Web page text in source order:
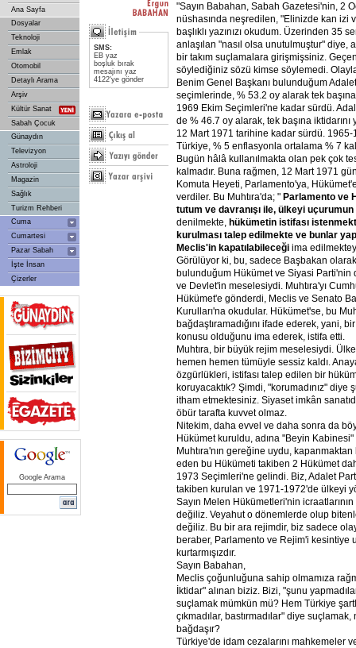
Ana Sayfa
Dosyalar
Teknoloji
Emlak
Otomobil
Detaylı Arama
Arşiv
Kültür Sanat
Sabah Çocuk
Günaydın
Televizyon
Astroloji
Magazin
Sağlık
Turizm Rehberi
Cuma
Cumartesi
Pazar Sabah
İşte İnsan
Çizerler
Google Arama
SMS:
EB yaz
boşluk bırak
mesajını yaz
4122'ye gönder
"Sayın Babahan, Sabah Gazetesi'nin, 2
nüshasında neşredilen, "Elinizde kan izi
başlıklı yazınızı okudum. Üzerinden 35
anlaşılan "nasıl olsa unutulmuştur" diye,
bir takım suçlamalara girişmişsiniz.
söylediğiniz sözü kimse söylemedi.
Benim Genel Başkanı bulunduğum
seçimlerinde, % 53.2 oy alarak tek
1969 Ekim Seçimleri'ne kadar sürdü.
de % 46.7 oy alarak, tek başına
12 Mart 1971 tarihine kadar sürdü. 1965-
Türkiye, % 5 enflasyonla ortalama % 7
Bugün hâlâ kullanılmakta olan pek çok
kalmadır. Buna rağmen, 12 Mart 1971
Komuta Heyeti, Parlamento'ya,
verdiler. Bu Muhtıra'da; " Parlamento ve
tutum ve davranışı ile, ülkeyi
denilmekte, hükümetin istifası
kurulması talep edilmekte ve bunlar
Meclis'in kapatılabileceği ima
Görülüyor ki, bu, sadece Başbakan
bulunduğum Hükümet ve Siyasi Parti'nin
ve Devlet'in meselesiydi. Muhtıra'yı
Hükümet'e gönderdi, Meclis ve Senato
Kurulları'na okudular. Hükümet'se, bu
bağdaştıramadığını ifade ederek, yani,
konusu olduğunu ima ederek, istifa etti.
Muhtıra, bir büyük rejim meselesiydi.
hemen hemen tümüyle sessiz kaldı.
özgürlükleri, istifası talep edilen bir
koruyacaktık? Şimdi, "korumadınız" diye
itham etmektesiniz. Siyaset imkân
öbür tarafta kuvvet olmaz.
Nitekim, daha evvel ve daha sonra da
Hükümet kuruldu, adına "Beyin
Muhtıra'nın gereğine uydu,
eden bu Hükümeti takiben 2 Hükümet
1973 Seçimleri'ne gelindi. Biz, Adalet
takiben kurulan ve 1971-1972'de ülkeyi
Sayın Melen Hükümetleri'nin
değiliz. Veyahut o dönemlerde olup
değiliz. Bu bir ara rejimdir, biz sadece
beraber, Parlamento ve Rejim'i kesintiye
kurtarmışızdır.
Sayın Babahan,
Meclis çoğunluğuna sahip olmamıza
İktidar" alınan biziz. Bizi, "şunu
suçlamak mümkün mü? Hem Türkiye
çıkmadılar, bastırmadılar" diye
bağdaşır?
Türkiye'de idam cezalarını mahkemeler